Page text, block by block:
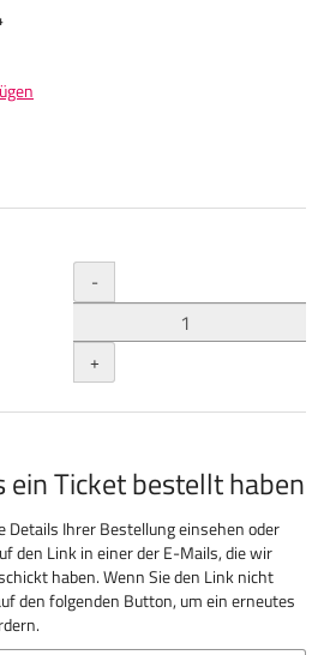
Menge
-
+
ein Ticket bestellt haben
Details Ihrer Bestellung einsehen oder
den Link in einer der E-Mails, die wir
haben. Wenn Sie den Link nicht
den folgenden Button, um ein erneutes